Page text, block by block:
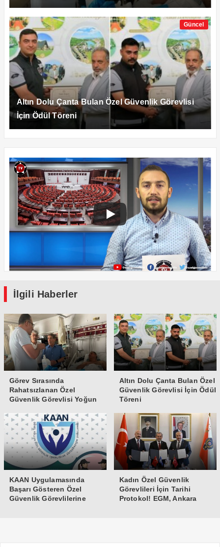
Güncel
Altın Dolu Çanta Bulan Özel Güvenlik Görevlisi
İçin Ödül Töreni
İlgili Haberler
Görev Sırasında
Rahatsızlanan Özel
Güvenlik Görevlisi Yoğun
Altın Dolu Çanta Bulan Özel
Güvenlik Görevlisi İçin Ödül
Töreni
KAAN Uygulamasında
Başarı Gösteren Özel
Güvenlik Görevlilerine
Kadın Özel Güvenlik
Görevlileri İçin Tarihi
Protokol! EGM, Ankara